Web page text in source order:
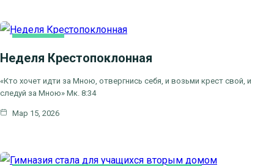
Неделя Крестопоклонная
«Кто хочет идти за Мною, отвергнись себя, и возьми крест свой, и
следуй за Мною» Мк. 8:34
Мар 15, 2026